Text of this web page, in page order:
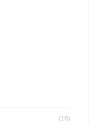
(18)